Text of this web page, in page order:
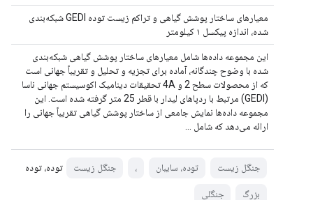
معیارهای ساختار پوشش گیاهی و تراکم زیست توده GEDI شبکه‌بندی
شده، اندازه پیکسل ۱ کیلومتر
این مجموعه داده‌ها شامل معیارهای ساختار پوشش گیاهی شبکه‌بندی
شده با وضوح چندگانه، آماده برای تجزیه و تحلیل و تقریباً جهانی است
که از محصولات سطح 2 و 4A تحقیقات دینامیک اکوسیستم جهانی ناسا
(GEDI) مرتبط با ردپاهای لیدار با قطر 25 متر گرفته شده است. این
مجموعه داده‌ها نمایش جامعی از ساختار پوشش گیاهی تقریباً جهانی را
ارائه می‌دهد که شامل ...
جنگل زیست توده، سایبان ، جنگل زیست توده، توده
بزرگ جنگلی